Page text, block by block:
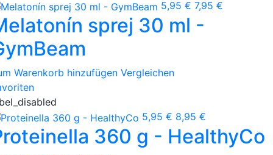
5,95 € 7,95 €
sprej 30 ml -
Warenkorb hinzufügen Vergleichen
5,95 € 8,95 €
360 g - HealthyCo